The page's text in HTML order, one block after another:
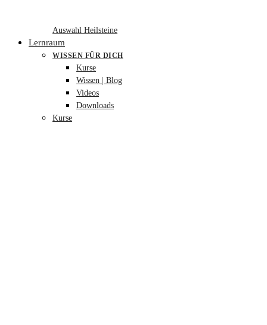
Auswahl Heilsteine
Lernraum
WISSEN FÜR DICH
Kurse
Wissen | Blog
Videos
Downloads
Kurse